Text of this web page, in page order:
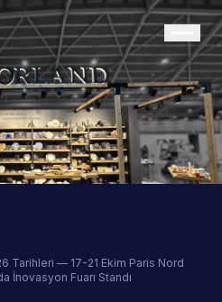
Tarihleri — 17-21 Ekim Paris Nord
İnovasyon Fuarı Standı